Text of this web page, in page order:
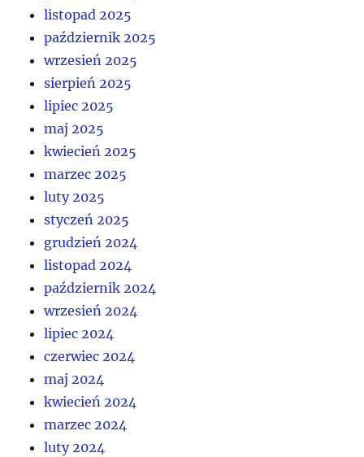
listopad 2025
październik 2025
wrzesień 2025
sierpień 2025
lipiec 2025
maj 2025
kwiecień 2025
marzec 2025
luty 2025
styczeń 2025
grudzień 2024
listopad 2024
październik 2024
wrzesień 2024
lipiec 2024
czerwiec 2024
maj 2024
kwiecień 2024
marzec 2024
luty 2024